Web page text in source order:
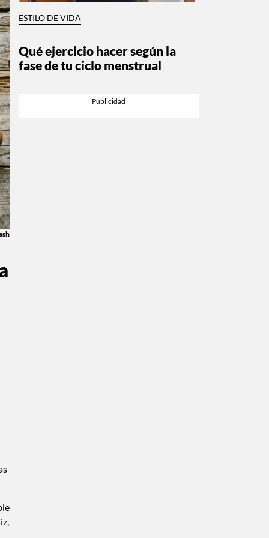
ESTILO DE VIDA
Qué ejercicio hacer según la
fase de tu ciclo menstrual